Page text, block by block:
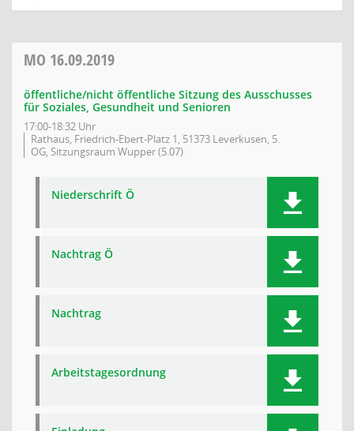
MO 16.09.2019
öffentliche/nicht öffentliche Sitzung des Ausschusses
für Soziales, Gesundheit und Senioren
17:00-18:32 Uhr
Rathaus, Friedrich-Ebert-Platz 1, 51373 Leverkusen, 5.
OG, Sitzungsraum Wupper (5.07)
Niederschrift Ö
Nachtrag Ö
Nachtrag
Arbeitstagesordnung